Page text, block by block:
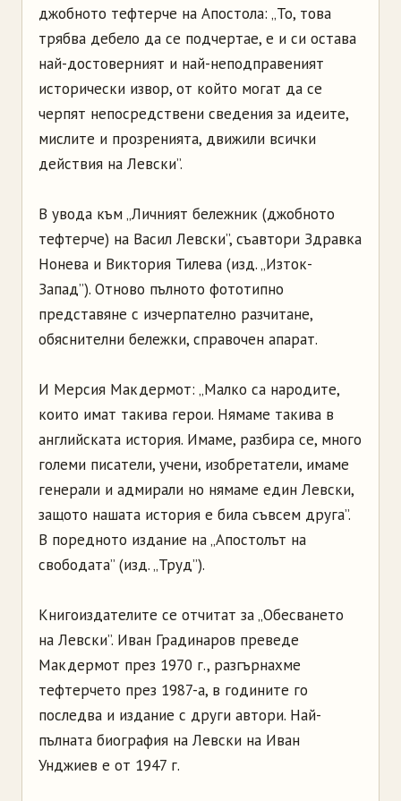
джобното тефтерче на Апостола: „То, това
трябва дебело да се подчертае, е и си остава
най-достоверният и най-неподправеният
исторически извор, от който могат да се
черпят непосредствени сведения за идеите,
мислите и прозренията, движили всички
действия на Левски”.
В увода към „Личният бележник (джобното
тефтерче) на Васил Левски”, съавтори Здравка
Нонева и Виктория Тилева (изд. „Изток-
Запад”). Отново пълното фототипно
представяне с изчерпателно разчитане,
обяснителни бележки, справочен апарат.
И Мерсия Макдермот: „Малко са народите,
които имат такива герои. Нямаме такива в
английската история. Имаме, разбира се, много
големи писатели, учени, изобретатели, имаме
генерали и адмирали но нямаме един Левски,
защото нашата история е била съвсем друга”.
В поредното издание на „Апостолът на
свободата” (изд. „Труд”).
Книгоиздателите се отчитат за „Обесването
на Левски”. Иван Градинаров преведе
Макдермот през 1970 г., разгърнахме
тефтерчето през 1987-а, в годините го
последва и издание с други автори. Най-
пълната биография на Левски на Иван
Унджиев е от 1947 г.